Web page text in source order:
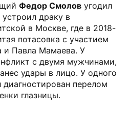
Федор Смолов угодил
устроил драку в
в Москве, где в 2018-
потасовка с участием
и Павла Мамаева. У
с двумя мужчинами,
удары в лицо. У одного
перелом
глазницы.